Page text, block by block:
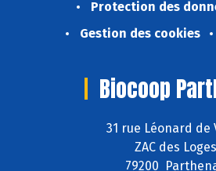
Protection des
Gestion des cookies
Biocoop
31 rue Léonard de
ZAC des Loges
79200